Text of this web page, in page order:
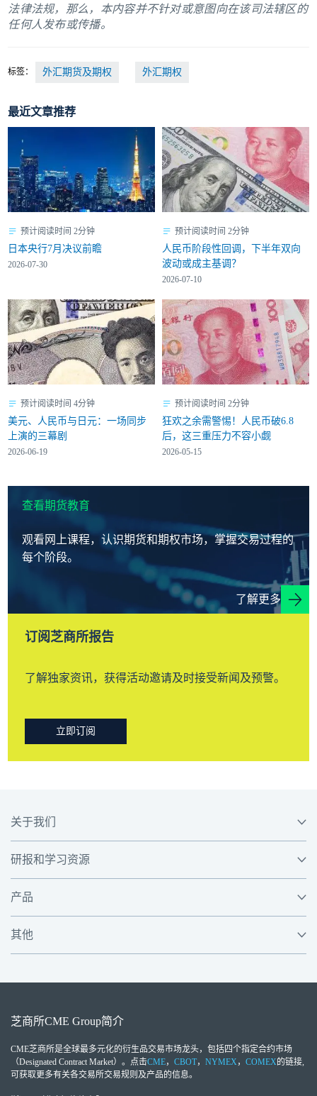
法律法规，那么，本内容并不针对或意图向在该司法辖区的
任何人发布或传播。
标签： 外汇期货及期权 外汇期权
最近文章推荐
预计阅读时间 2分钟
日本央行7月决议前瞻
2026-07-30
预计阅读时间 2分钟
人民币阶段性回调，下半年双向
波动或成主基调？
2026-07-10
预计阅读时间 4分钟
美元、人民币与日元：一场同步
上演的三幕剧
2026-06-19
预计阅读时间 2分钟
狂欢之余需警惕！人民币破6.8
后，这三重压力不容小觑
2026-05-15
查看期货教育
观看网上课程，认识期货和期权市场，掌握交易过程的
每个阶段。
了解更多
订阅芝商所报告
了解独家资讯，获得活动邀请及时接受新闻及预警。
立即订阅
关于我们
研报和学习资源
产品
其他
芝商所CME Group简介
CME芝商所是全球最多元化的衍生品交易市场龙头，包括四个指定合约市场
（Designated Contract Market）。点击CME， CBOT， NYMEX ， COMEX的链接,
可获取更多有关各交易所交易规则及产品的信息。